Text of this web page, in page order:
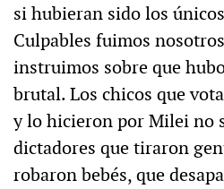
si hubieran sido los
Culpables fuimos
instruimos sobre que
brutal. Los chicos que
y lo hicieron por Milei no
dictadores que tiraron
robaron bebés, que